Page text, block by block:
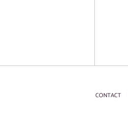
CONTACT